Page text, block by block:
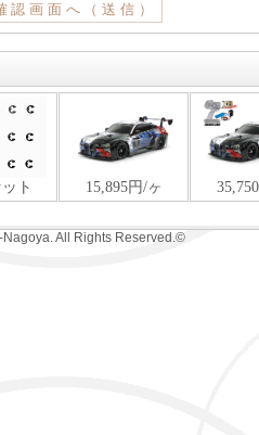
All Rights Reserved.©